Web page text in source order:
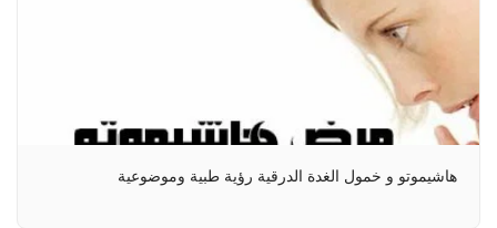
هاشيموتو و خمول الغدة الدرقية رؤية طبية وموضوعية